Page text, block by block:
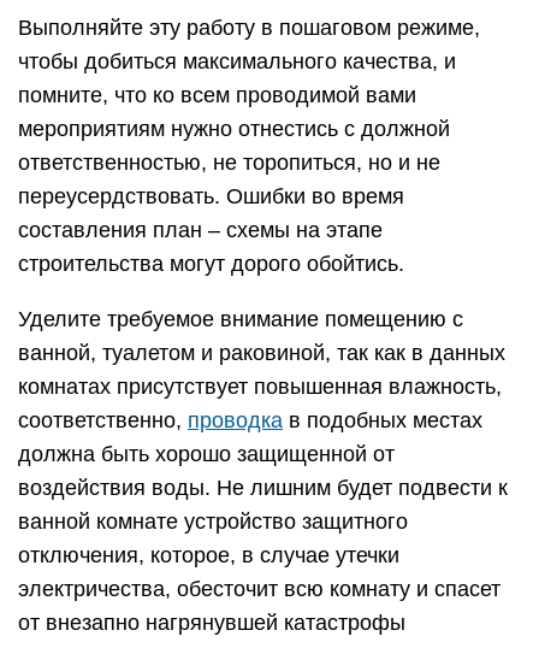
Выполняйте эту работу в пошаговом режиме,
чтобы добиться максимального качества, и
помните, что ко всем проводимой вами
мероприятиям нужно отнестись с должной
ответственностью, не торопиться, но и не
переусердствовать. Ошибки во время
составления план – схемы на этапе
строительства могут дорого обойтись.
Уделите требуемое внимание помещению с
ванной, туалетом и раковиной, так как в данных
комнатах присутствует повышенная влажность,
соответственно, проводка в подобных местах
должна быть хорошо защищенной от
воздействия воды. Не лишним будет подвести к
ванной комнате устройство защитного
отключения, которое, в случае утечки
электричества, обесточит всю комнату и спасет
от внезапно нагрянувшей катастрофы